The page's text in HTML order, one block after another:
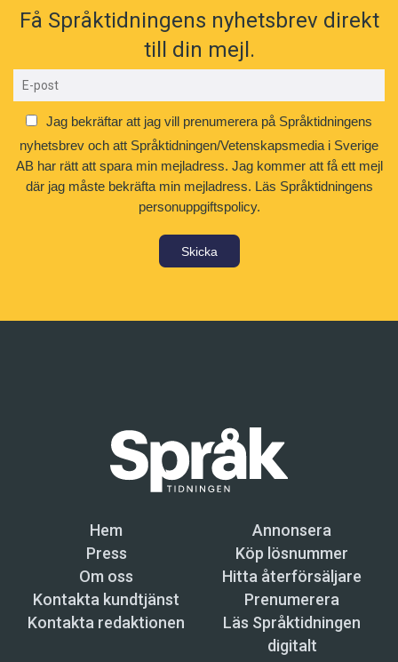
Få Språktidningens nyhetsbrev direkt
till din mejl.
Jag bekräftar att jag vill prenumerera på Språktidningens
nyhetsbrev och att Språktidningen/Vetenskapsmedia i Sverige
AB har rätt att spara min mejladress. Jag kommer att få ett mejl
där jag måste bekräfta min mejladress. Läs Språktidningens
personuppgiftspolicy.
Skicka
Hem
Annonsera
Press
Köp lösnummer
Om oss
Hitta återförsäljare
Kontakta kundtjänst
Prenumerera
Kontakta redaktionen
Läs Språktidningen
digitalt